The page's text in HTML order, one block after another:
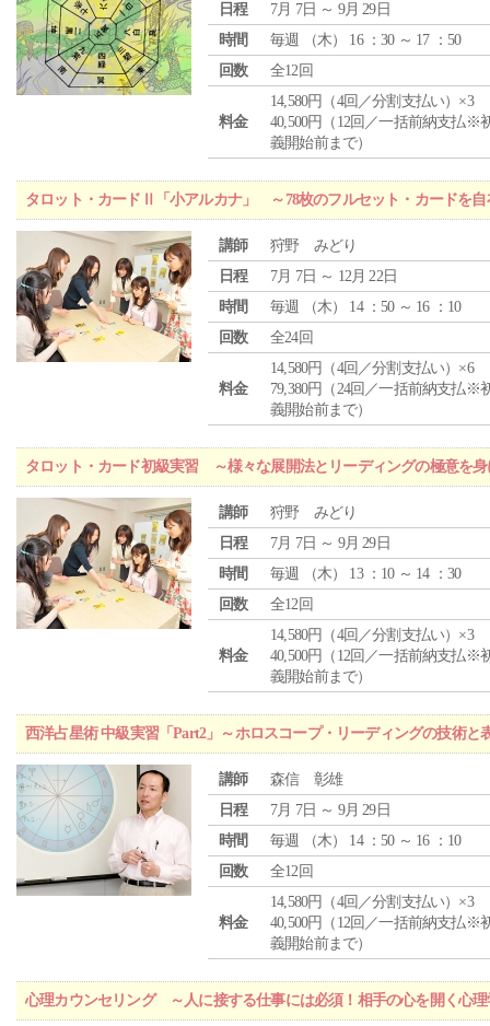
日程
7月 7日 ～ 9月 29日
時間
毎週 （木） 16 ：30 ～ 17 ：50
回数
全12回
料金
14,580円（4回／分割支払い）×3
40,500円（12回／一括前納支払※
義開始前まで）
タロット・カードⅡ「小アルカナ」 ～78枚のフルセット・カードを自
講師
狩野 みどり
日程
7月 7日 ～ 12月 22日
時間
毎週 （木） 14 ：50 ～ 16 ：10
回数
全24回
料金
14,580円（4回／分割支払い）×6
79,380円（24回／一括前納支払※
義開始前まで）
タロット・カード初級実習 ～様々な展開法とリーディングの極意を身
講師
狩野 みどり
日程
7月 7日 ～ 9月 29日
時間
毎週 （木） 13 ：10 ～ 14 ：30
回数
全12回
料金
14,580円（4回／分割支払い）×3
40,500円（12回／一括前納支払※
義開始前まで）
西洋占星術 中級実習「Part2」～ホロスコープ・リーディングの技術と
講師
森信 彰雄
日程
7月 7日 ～ 9月 29日
時間
毎週 （木） 14 ：50 ～ 16 ：10
回数
全12回
料金
14,580円（4回／分割支払い）×3
40,500円（12回／一括前納支払※
義開始前まで）
心理カウンセリング ～人に接する仕事には必須！相手の心を開く心理